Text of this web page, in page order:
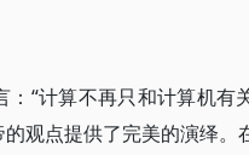
“计算不再只和计算机有
观点提供了完美的演绎。